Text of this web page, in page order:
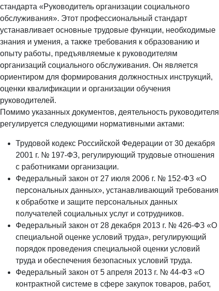
стандарта «Руководитель организации социального
обслуживания». Этот профессиональный стандарт
устанавливает основные трудовые функции, необходимые
знания и умения, а также требования к образованию и
опыту работы, предъявляемые к руководителям
организаций социального обслуживания. Он является
ориентиром для формирования должностных инструкций,
оценки квалификации и организации обучения
руководителей.
Помимо указанных документов, деятельность руководителя
регулируется следующими нормативными актами:
Трудовой кодекс Российской Федерации от 30 декабря
2001 г. № 197-ФЗ, регулирующий трудовые отношения
с работниками организации.
Федеральный закон от 27 июля 2006 г. № 152-ФЗ «О
персональных данных», устанавливающий требования
к обработке и защите персональных данных
получателей социальных услуг и сотрудников.
Федеральный закон от 28 декабря 2013 г. № 426-ФЗ «О
специальной оценке условий труда», регулирующий
порядок проведения специальной оценки условий
труда и обеспечения безопасных условий труда.
Федеральный закон от 5 апреля 2013 г. № 44-ФЗ «О
контрактной системе в сфере закупок товаров, работ,